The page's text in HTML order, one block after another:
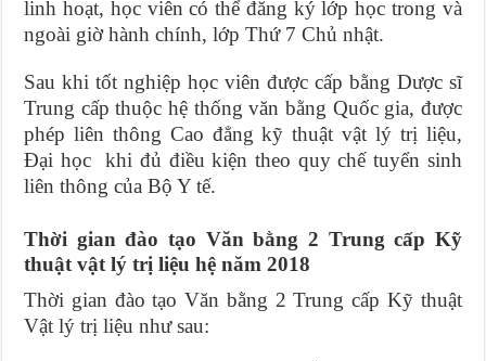
linh hoạt, học viên có thể đăng ký lớp học trong và
ngoài giờ hành chính, lớp Thứ 7 Chủ nhật.
Sau khi tốt nghiệp học viên được cấp bằng Dược sĩ
Trung cấp thuộc hệ thống văn bằng Quốc gia, được
phép liên thông Cao đẳng kỹ thuật vật lý trị liệu,
Đại học khi đủ điều kiện theo quy chế tuyển sinh
liên thông của Bộ Y tế.
Thời gian đào tạo Văn bằng 2 Trung cấp Kỹ
thuật vật lý trị liệu hệ năm 2018
Thời gian đào tạo Văn bằng 2 Trung cấp Kỹ thuật
Vật lý trị liệu như sau: